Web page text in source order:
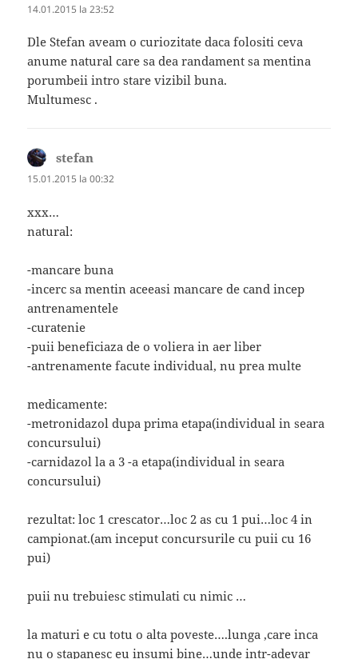
14.01.2015 la 23:52
Dle Stefan aveam o curiozitate daca folositi ceva
anume natural care sa dea randament sa mentina
porumbeii intro stare vizibil buna.
Multumesc .
stefan
15.01.2015 la 00:32
xxx…
natural:
-mancare buna
-incerc sa mentin aceeasi mancare de cand incep
antrenamentele
-curatenie
-puii beneficiaza de o voliera in aer liber
-antrenamente facute individual, nu prea multe
medicamente:
-metronidazol dupa prima etapa(individual in seara
concursului)
-carnidazol la a 3 -a etapa(individual in seara
concursului)
rezultat: loc 1 crescator…loc 2 as cu 1 pui…loc 4 in
campionat.(am inceput concursurile cu puii cu 16
pui)
puii nu trebuiesc stimulati cu nimic …
la maturi e cu totu o alta poveste….lunga ,care inca
nu o stapanesc eu insumi bine…unde intr-adevar